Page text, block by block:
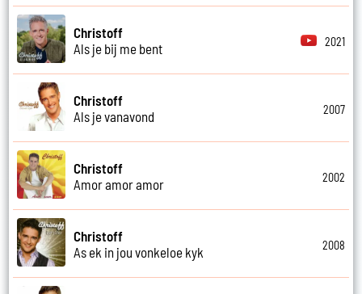
Christoff
Als je bij me bent
2021
Christoff
Als je vanavond
2007
Christoff
Amor amor amor
2002
Christoff
As ek in jou vonkeloe kyk
2008